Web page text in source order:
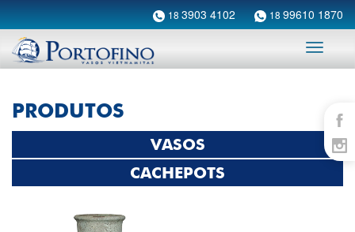
18 3903 4102 18 99610 1870
PRODUTOS
VASOS
CACHEPOTS